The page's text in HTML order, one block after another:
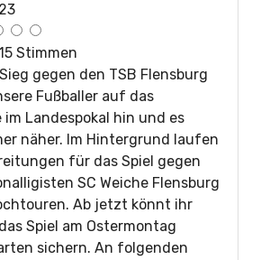
Stimmen
gegen den TSB Flensburg
Fußballer auf das
im Landespokal hin und es
näher. Im Hintergrund laufen
für das Spiel gegen
SC Weiche Flensburg
Ab jetzt könnt ihr
Spiel am Ostermontag
sichern. An folgenden